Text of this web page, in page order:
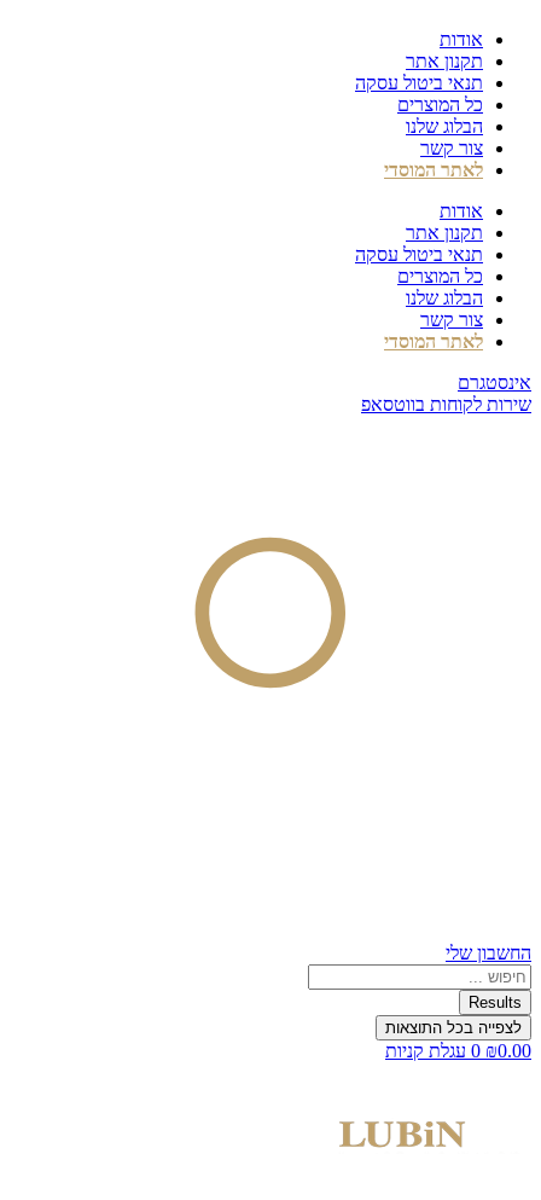
לתוכן
אודות
תקנון אתר
תנאי ביטול עסקה
כל המוצרים
הבלוג שלנו
צור קשר
לאתר המוסדי
אודות
תקנון אתר
תנאי ביטול עסקה
כל המוצרים
הבלוג שלנו
צור קשר
לאתר המוסדי
אינסטגרם
שירות לקוחות בווטסאפ
החשבון שלי
Search
...
Results
לצפייה בכל התוצאות
₪0.00
0 עגלת קניות